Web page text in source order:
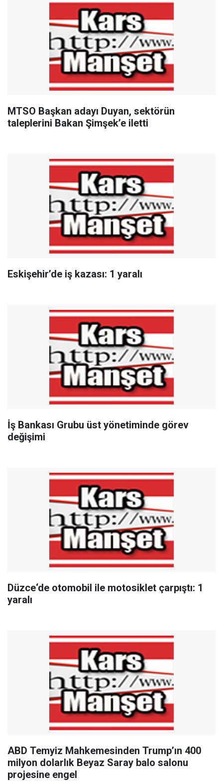
MTSO Başkan adayı Duyan, sektörün
taleplerini Bakan Şimşek’e iletti
Eskişehir’de iş kazası: 1 yaralı
İş Bankası Grubu üst yönetiminde görev
değişimi
Düzce‘de otomobil ile motosiklet çarpıştı: 1
yaralı
ABD Temyiz Mahkemesinden Trump’ın 400
milyon dolarlık Beyaz Saray balo salonu
projesine engel